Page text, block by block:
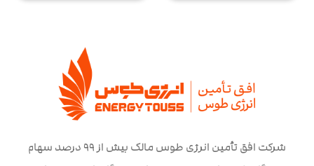
شرکت افق تأمین انرژی طوس مالک بیش از ۹۹ درصد سهام